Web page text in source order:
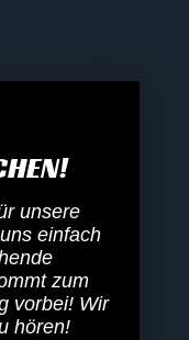
unsere
einfach
zum
vorbei! Wir
hören!